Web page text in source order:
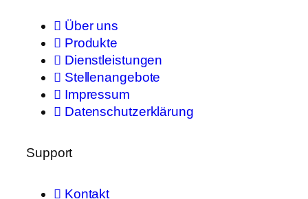
Über uns
Produkte
Dienstleistungen
Stellenangebote
Impressum
Datenschutzerklärung
Support
Kontakt